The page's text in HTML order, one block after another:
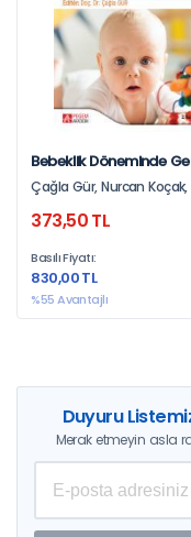
Bebeklik Döneminde
Ve Eğitim
Çağla Gür, Nurcan Koçak, Sarem
373,50 TL
Basılı Fiyatı:
830,00 TL
%55 Avantajlı
Duyuru
Merak etmeyin asla